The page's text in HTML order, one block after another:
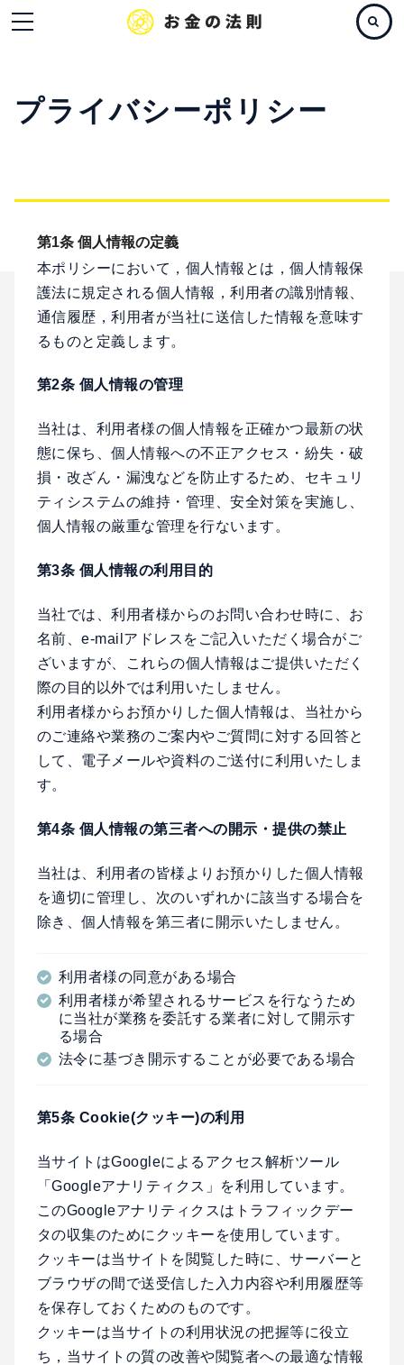
プライバシーポリシー
第1条 個人情報の定義
本ポリシーにおいて，個人情報とは，個人情報保
護法に規定される個人情報，利用者の識別情報、
通信履歴，利用者が当社に送信した情報を意味す
るものと定義します。
第2条 個人情報の管理
当社は、利用者様の個人情報を正確かつ最新の状
態に保ち、個人情報への不正アクセス・紛失・破
損・改ざん・漏洩などを防止するため、セキュリ
ティシステムの維持・管理、安全対策を実施し、
個人情報の厳重な管理を行ないます。
第3条 個人情報の利用目的
当社では、利用者様からのお問い合わせ時に、お
名前、e-mailアドレスをご記入いただく場合がご
ざいますが、これらの個人情報はご提供いただく
際の目的以外では利用いたしません。
利用者様からお預かりした個人情報は、当社から
のご連絡や業務のご案内やご質問に対する回答と
して、電子メールや資料のご送付に利用いたしま
す。
第4条 個人情報の第三者への開示・提供の禁止
当社は、利用者の皆様よりお預かりした個人情報
を適切に管理し、次のいずれかに該当する場合を
除き、個人情報を第三者に開示いたしません。
利用者様の同意がある場合
利用者様が希望されるサービスを行なうため
に当社が業務を委託する業者に対して開示す
る場合
法令に基づき開示することが必要である場合
第5条 Cookie(クッキー)の利用
当サイトはGoogleによるアクセス解析ツール
「Googleアナリティクス」を利用しています。
このGoogleアナリティクスはトラフィックデー
タの収集のためにクッキーを使用しています。
クッキーは当サイトを閲覧した時に、サーバーと
ブラウザの間で送受信した入力内容や利用履歴等
を保存しておくためのものです。
クッキーは当サイトの利用状況の把握等に役立
ち，当サイトの質の改善や閲覧者への最適な情報